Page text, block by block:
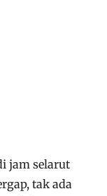
jam selarut
tak ada